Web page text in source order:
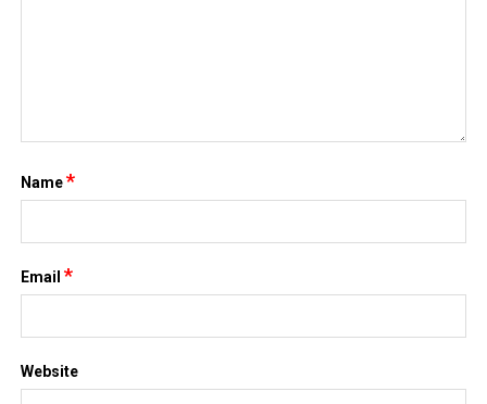
Name*
Email*
Website